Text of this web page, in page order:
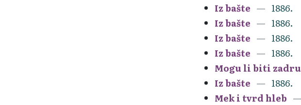
Iz bašte
1886.
Iz bašte
1886.
Iz bašte
1886.
Iz bašte
1886.
Mogu li biti
Iz bašte
1886.
Mek i tvrd hleb